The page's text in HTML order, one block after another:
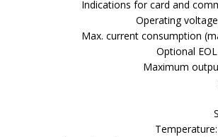
Indications for card and
Operating
Max. current consumption
Optional
Maximum